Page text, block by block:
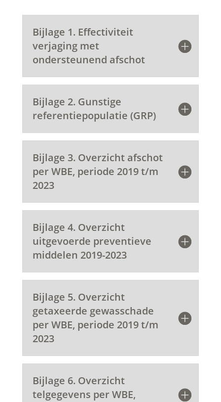
Bijlage 1. Effectiviteit
verjaging met
ondersteunend afschot
Bijlage 2. Gunstige
referentiepopulatie (GRP)
Bijlage 3. Overzicht afschot
per WBE, periode 2019 t/m
2023
Bijlage 4. Overzicht
uitgevoerde preventieve
middelen 2019-2023
Bijlage 5. Overzicht
getaxeerde gewasschade
per WBE, periode 2019 t/m
2023
Bijlage 6. Overzicht
telgegevens per WBE,